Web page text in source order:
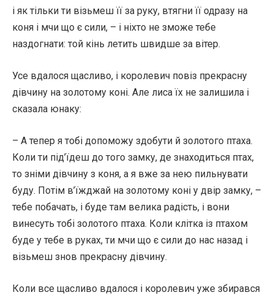
і як тільки ти візьмеш її за руку, втягни її одразу на
коня і мчи що є сили, – і ніхто не зможе тебе
наздогнати: той кінь летить швидше за вітер.
Усе вдалося щасливо, і королевич повіз прекрасну
дівчину на золотому коні. Але лиса їх не залишила і
сказала юнаку:
– А тепер я тобі допоможу здобути й золотого птаха.
Коли ти під’їдеш до того замку, де знаходиться птах,
то зніми дівчину з коня, а я вже за нею пильнувати
буду. Потім в’їжджай на золотому коні у двір замку, –
тебе побачать, і буде там велика радість, і вони
винесуть тобі золотого птаха. Коли клітка із птахом
буде у тебе в руках, ти мчи що є сили до нас назад і
візьмеш знов прекрасну дівчину.
Коли все щасливо вдалося і королевич уже збирався